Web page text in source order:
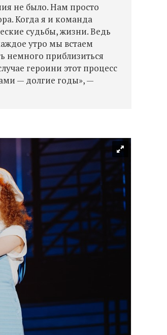
не было. Нам просто
Когда я и команда
судьбы, жизни. Ведь
утро мы встаем
немного приблизиться
героини этот процесс
— долгие годы», —